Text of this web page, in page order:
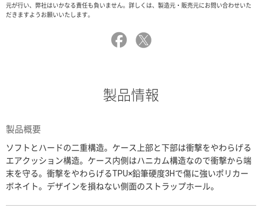
元が行い、弊社はいかなる責任も負いません。詳しくは、製造元・販売元にお問い合わせいた
だきますようお願いいたします。
製品情報
製品概要
ソフトとハードの二重構造。ケース上部と下部は衝撃をやわらげる
エアクッション構造。ケース内側はハニカム構造なので衝撃から端
末を守る。衝撃をやわらげるTPU×鉛筆硬度3Hで傷に強いポリカー
ボネイト。デザインを損ねない側面のストラップホール。